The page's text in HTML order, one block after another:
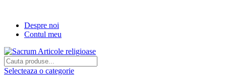
Despre noi
Contul meu
Selecteaza o categorie